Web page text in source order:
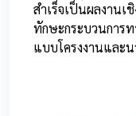
สำเร็จเป็นผลงานเ
ทักษะกระบวนการ
แบบโครงงานและ